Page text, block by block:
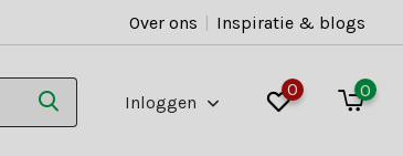
Over ons | Inspiratie & blogs
Inloggen
0 0